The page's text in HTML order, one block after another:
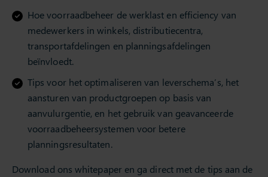
Hoe voorraadbeheer de werklast en efficiency van
medewerkers in winkels, distributiecentra,
transportafdelingen en planningsafdelingen
beïnvloedt.
Tips voor het optimaliseren van leverschema’s, het
aansturen van productgroepen op basis van
aanvulurgentie, en het gebruik van geavanceerde
voorraadbeheersystemen voor betere
planningsresultaten.
Download ons whitepaper en ga direct met de tips aan de